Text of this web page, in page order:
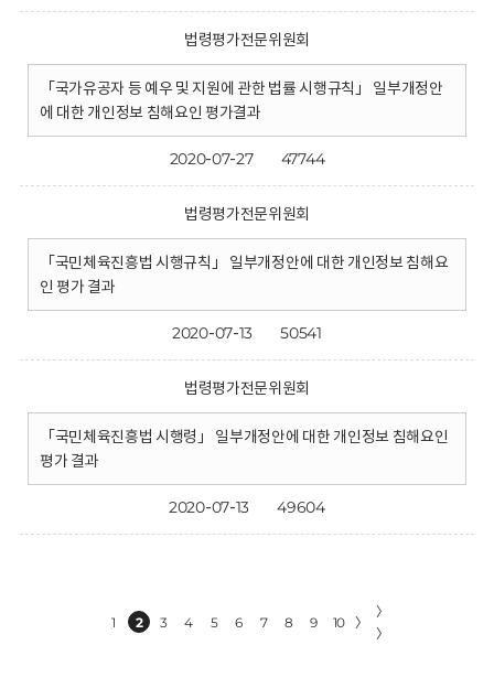
법령평가전문위원회
「국가유공자 등 예우 및 지원에 관한 법률 시행규칙」 일부개정안
에 대한 개인정보 침해요인 평가결과
2020-07-27 47744
법령평가전문위원회
「국민체육진흥법 시행규칙」 일부개정안에 대한 개인정보 침해요
인 평가 결과
2020-07-13 50541
법령평가전문위원회
「국민체육진흥법 시행령」 일부개정안에 대한 개인정보 침해요인
평가 결과
2020-07-13 49604
1 2 3 4 5 6 7 8 9 10 〉
〉
〉